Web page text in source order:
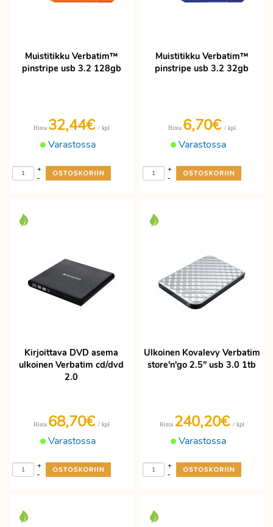
Muistitikku Verbatim™
pinstripe usb 3.2 128gb
Varastossa
Hinta 32,44€ / kpl
-
+
Muistitikku Verbatim™
pinstripe usb 3.2 32gb
Varastossa
Hinta 6,70€ / kpl
-
+
Kirjoittava DVD asema
ulkoinen Verbatim cd/dvd
2.0
Varastossa
Hinta 68,70€ / kpl
-
+
Ulkoinen Kovalevy Verbatim
store'n'go 2.5" usb 3.0 1tb
Varastossa
Hinta 240,20€ / kpl
-
+